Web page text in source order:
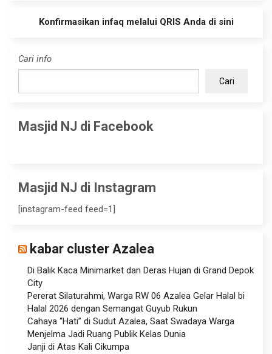
Konfirmasikan infaq melalui QRIS Anda di sini
Cari info
Cari
Masjid NJ di Facebook
Masjid NJ di Instagram
[instagram-feed feed=1]
kabar cluster Azalea
Di Balik Kaca Minimarket dan Deras Hujan di Grand Depok
City
Pererat Silaturahmi, Warga RW 06 Azalea Gelar Halal bi
Halal 2026 dengan Semangat Guyub Rukun
Cahaya “Hati” di Sudut Azalea, Saat Swadaya Warga
Menjelma Jadi Ruang Publik Kelas Dunia
Janji di Atas Kali Cikumpa